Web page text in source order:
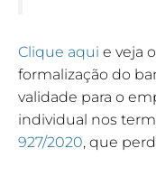
Clique aqui e veja
formalização do
validade para o
individual nos
927/2020, que